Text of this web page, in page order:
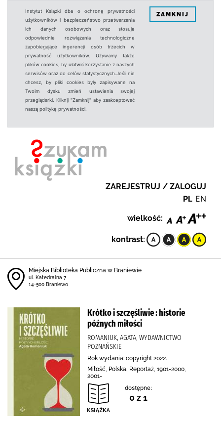
Instytut Książki dba o ochronę prywatności
użytkowników i bezpieczeństwo przetwarzania
ich danych osobowych oraz stosuje
odpowiednie rozwiązania technologiczne
zapobiegające ingerencji osób trzecich w
prywatność użytkowników. Używamy także
plików cookies, by ułatwić korzystanie z naszych
serwisów oraz do celów statystycznych.Jeśli nie
chcesz, by pliki cookies były zapisywane na
Twoim dysku zmień ustawienia swojej
przeglądarki. Kliknij "Zamknij" aby zaakceptować
naszą politykę prywatności.
ZAMKNIJ
ZAREJESTRUJ / ZALOGUJ
PL EN
wielkość:
kontrast:
Miejska Biblioteka Publiczna w Braniewie
ul. Katedralna 7
14-500 Braniewo
Krótko i szczęśliwie : historie
późnych miłości
ROMANIUK, AGATA, WYDAWNICTWO
POZNAŃSKIE
Rok wydania: copyright 2022.
Miłość, Polska, Reportaż, 1901-2000,
2001-
dostępne:
0 z 1